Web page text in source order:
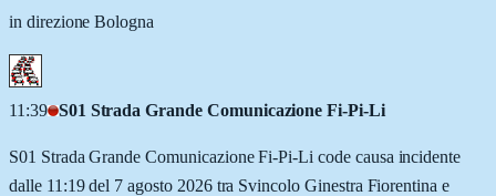
in direzione Bologna
11:39 S01 Strada Grande Comunicazione Fi-Pi-Li
S01 Strada Grande Comunicazione Fi-Pi-Li code causa incidente
dalle 11:19 del 7 agosto 2026 tra Svincolo Ginestra Fiorentina e